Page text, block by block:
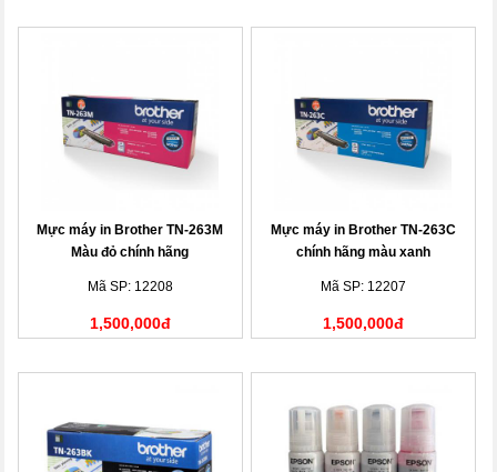
Mực máy in Brother TN-263M
Màu đỏ chính hãng
Mã SP: 12208
1,500,000đ
Mực máy in Brother TN-263C
chính hãng màu xanh
Mã SP: 12207
1,500,000đ